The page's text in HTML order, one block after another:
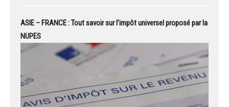
ASIE – FRANCE : Tout savoir sur l’impôt universel proposé par la
NUPES